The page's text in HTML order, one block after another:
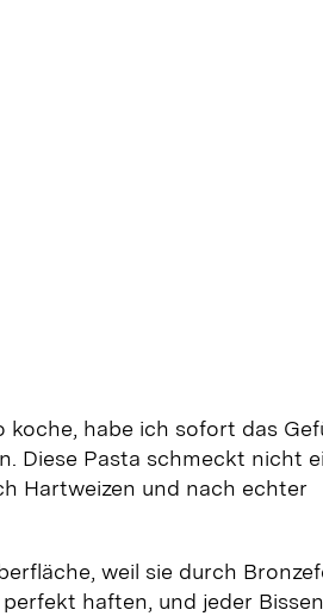
habe ich sofort das
Diese Pasta schmeckt nicht
Hartweizen und nach echter
weil sie durch
haften, und jeder